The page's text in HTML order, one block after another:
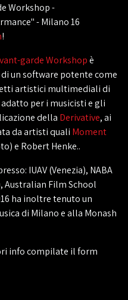
Workshop -
- Milano 16
!
garde Workshopè
un software potente come
artistici multimediali di
per i musicisti e gli
della Derivative, ai
da artisti quali Moment
e Robert Henke..
IUAV (Venezia), NABA
Australian Film School
ha inoltre tenuto un
di Milano e alla Monash
info compilate il form